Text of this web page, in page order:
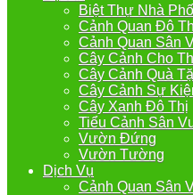
Biệt Thự Nhà Phố
Cảnh Quan Đô
Cảnh Quan Sân
Cây Cảnh Cho
Cây Cảnh Quà
Cây Cảnh Sự
Cây Xanh Đô Thị
Tiểu Cảnh Sân
Vườn Đứng
Vườn Tường
Dịch Vụ
Cảnh Quan Sân